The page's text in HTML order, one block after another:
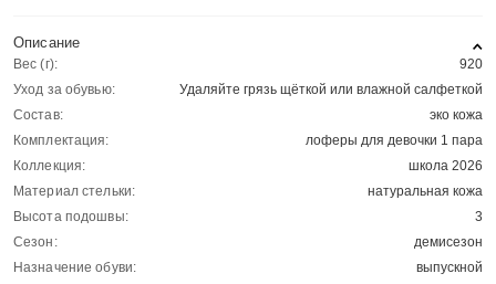
Описание
Вес (г):
920
Уход за обувью:
Удаляйте грязь щёткой или влажной салфеткой
Состав:
эко кожа
Комплектация:
лоферы для девочки 1 пара
Коллекция:
школа 2026
Материал стельки:
натуральная кожа
Высота подошвы:
3
Сезон:
демисезон
Назначение обуви:
выпускной